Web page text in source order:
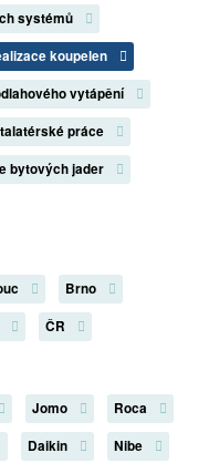
systémů
koupelen
vytápění
práce
bytových jader
Brno
ČR
Jomo
Roca
Daikin
Nibe